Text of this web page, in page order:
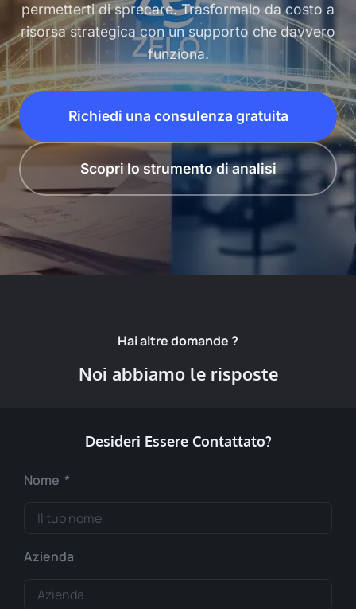
permetterti di sprecare. Trasformalo da costo a
risorsa strategica con un supporto che davvero
funziona.
Richiedi una consulenza gratuita
Scopri lo strumento di analisi
Hai altre domande ?
Noi abbiamo le risposte
Desideri Essere Contattato?
Nome
Azienda